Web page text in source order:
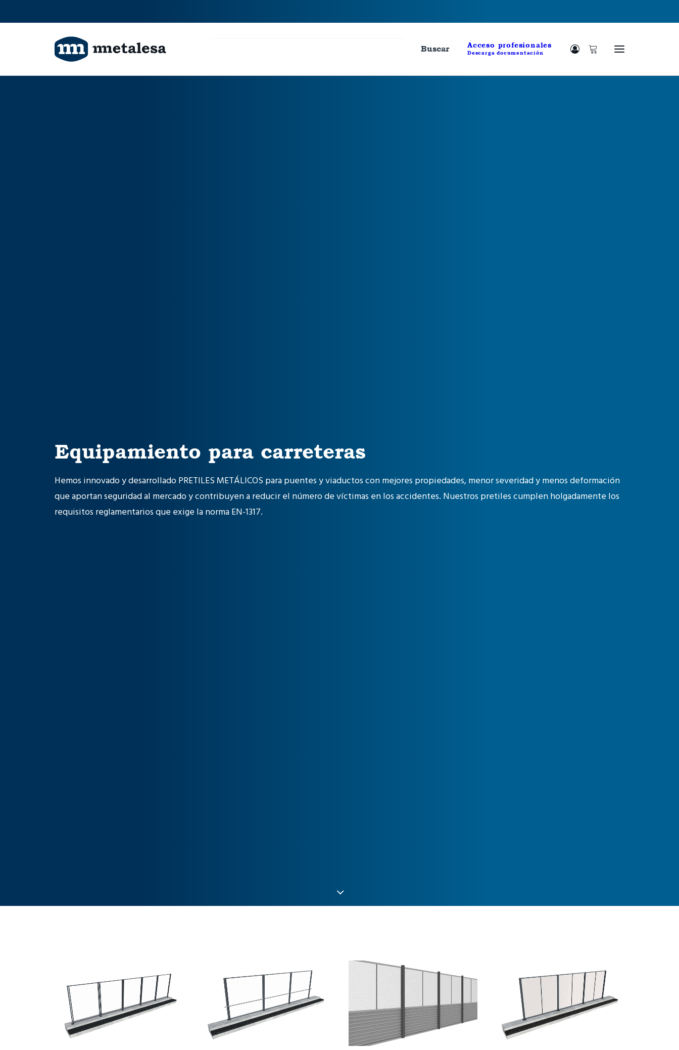
Productos
Tecnología
Ingeniería
Proyectos
Sobre nosotros
Buscar Acceso profesionales
Descarga documentación
Equipamiento para carreteras
Hemos innovado y desarrollado PRETILES METÁLICOS para puentes y viaductos con mejores propiedades, menor severidad y menos deformación
que aportan seguridad al mercado y contribuyen a reducir el número de víctimas en los accidentes. Nuestros pretiles cumplen holgadamente los
requisitos reglamentarios que exige la norma EN-1317.